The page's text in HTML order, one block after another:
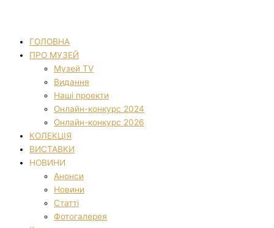
ГОЛОВНА
ПРО МУЗЕЙ
Музей TV
Видання
Наші проекти
Онлайн-конкурс 2024
Онлайн-конкурс 2026
КОЛЕКЦІЯ
ВИСТАВКИ
НОВИНИ
Анонси
Новини
Статті
Фотогалерея